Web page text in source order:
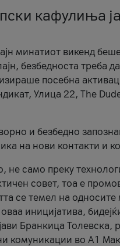
кафулиња
минатиот викенд
безбедноста треба
посебна
Улица 22, The
и безбедно
на нови контакти и
само преку
совет, тоа е
се темел на
иницијатива,
Бранкица Толевска,
комуникации во А1